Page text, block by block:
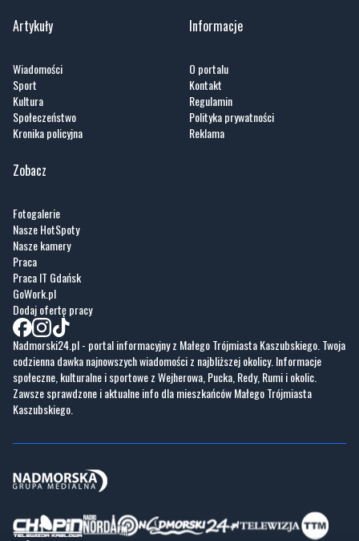
Artykuły
Wiadomości
Sport
Kultura
Społeczeństwo
Kronika policyjna
Informacje
O portalu
Kontakt
Regulamin
Polityka prywatności
Reklama
Zobacz
Fotogalerie
Nasze HotSpoty
Nasze kamery
Praca
Praca IT Gdańsk
GoWork.pl
Dodaj ofertę pracy
Nadmorski24.pl - portal informacyjny z Małego Trójmiasta Kaszubskiego. Twoja
codzienna dawka najnowszych wiadomości z najbliższej okolicy. Informacje
społeczne, kulturalne i sportowe z Wejherowa, Pucka, Redy, Rumi i okolic.
Zawsze sprawdzone i aktualne info dla mieszkańców Małego Trójmiasta
Kaszubskiego.